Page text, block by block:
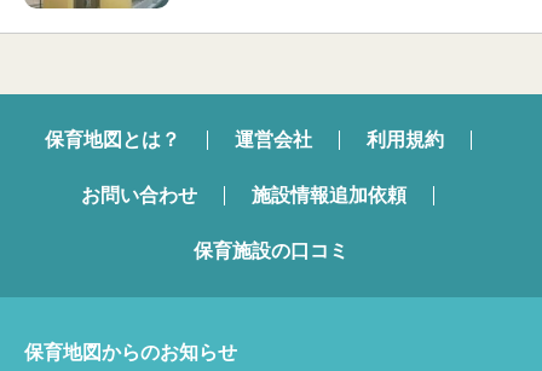
保育地図とは？ 運営会社 利用規約
お問い合わせ 施設情報追加依頼
保育施設の口コミ
保育地図からのお知らせ